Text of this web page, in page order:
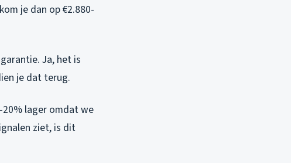
je dan op €2.880-
Ja, het is
je dat terug.
20% lager omdat we
ziet, is dit